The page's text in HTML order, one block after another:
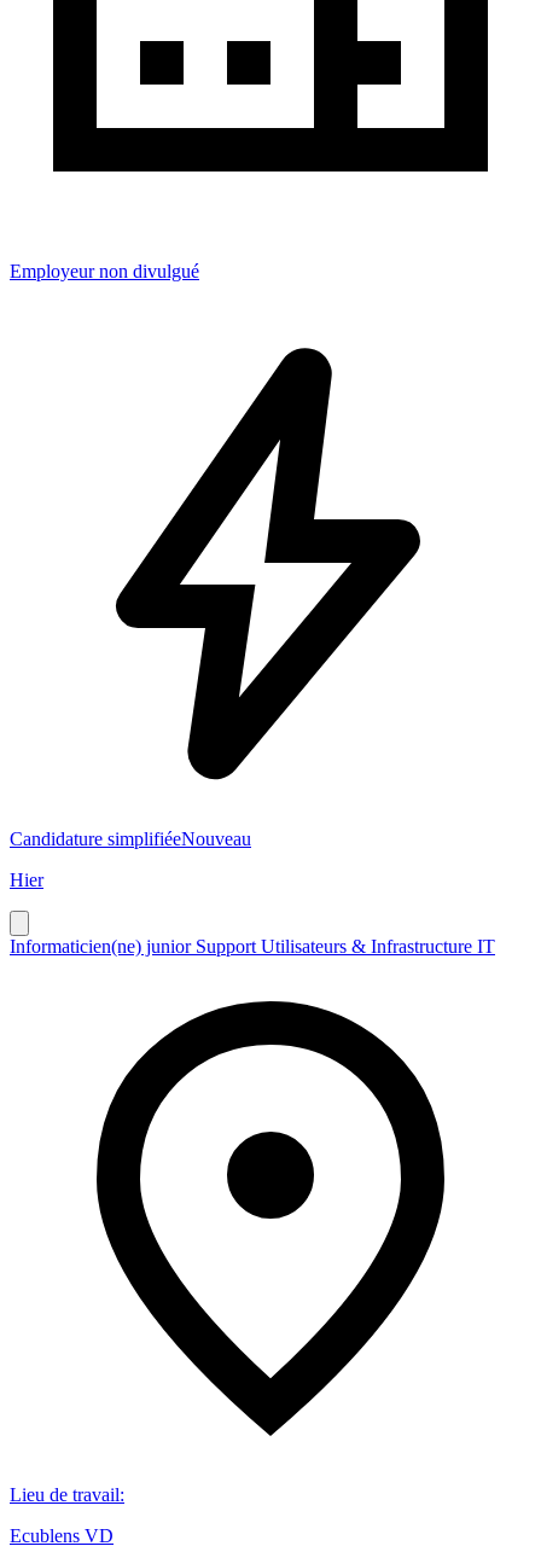
Employeur non divulgué
Candidature simplifiéeNouveau
Hier
Informaticien(ne) junior Support Utilisateurs & Infrastructure IT
Lieu de travail:
Ecublens VD